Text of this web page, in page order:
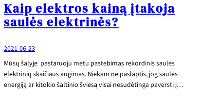
Kaip elektros kainą įtakoja
saulės elektrinės?
2021-06-23
Mūsų šalyje pastaruoju metu pastebimas rekordinis saulės
elektrinių skaičiaus augimas. Niekam ne paslaptis, jog saulės
energiją ar kitokio šaltinio šviesą visai nesudėtinga paversti į…